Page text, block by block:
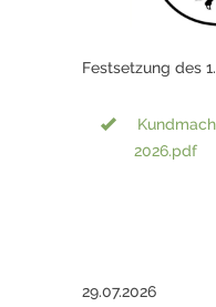
Festsetzung des
2026.pdf
29.07.2026